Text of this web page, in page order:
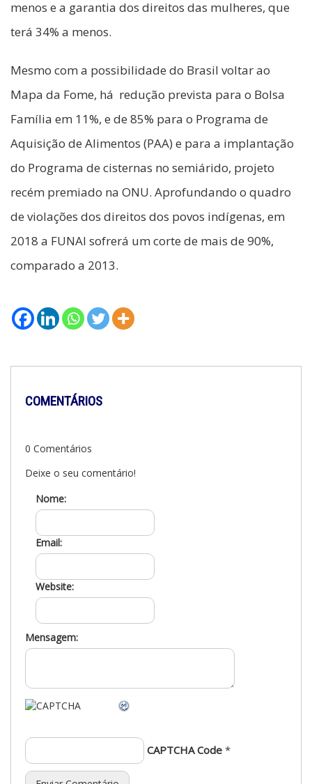
menos e a garantia dos direitos das mulheres, que
terá 34% a menos.
Mesmo com a possibilidade do Brasil voltar ao
Mapa da Fome, há redução prevista para o Bolsa
Família em 11%, e de 85% para o Programa de
Aquisição de Alimentos (PAA) e para a implantação
do Programa de cisternas no semiárido, projeto
recém premiado na ONU. Aprofundando o quadro
de violações dos direitos dos povos indígenas, em
2018 a FUNAI sofrerá um corte de mais de 90%,
comparado a 2013.
COMENTÁRIOS
0 Comentários
Deixe o seu comentário!
Nome:
Email:
Website:
Mensagem:
CAPTCHA Code *